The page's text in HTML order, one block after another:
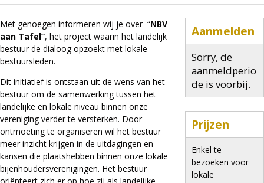
Met genoegen informeren wij je over “NBV
aan Tafel”, het project waarin het landelijk
bestuur de dialoog opzoekt met lokale
bestuursleden.
Dit initiatief is ontstaan uit de wens van het
bestuur om de samenwerking tussen het
landelijke en lokale niveau binnen onze
vereniging verder te versterken. Door
ontmoeting te organiseren wil het bestuur
meer inzicht krijgen in de uitdagingen en
kansen die plaatshebben binnen onze lokale
bijenhoudersverenigingen. Het bestuur
Aanmelden
Sorry, de
aanmeldperio
de is voorbij.
Prijzen
Enkel te
bezoeken voor
lokale